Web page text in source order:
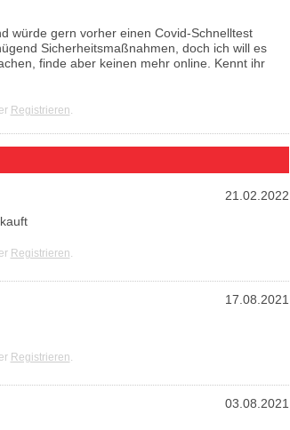
würde gern vorher einen Covid-Schnelltest
Sicherheitsmaßnahmen, doch ich will es
finde aber keinen mehr online. Kennt ihr
Registrieren.
21.02.2022
Registrieren
17.08.2021
Registrieren
03.08.2021